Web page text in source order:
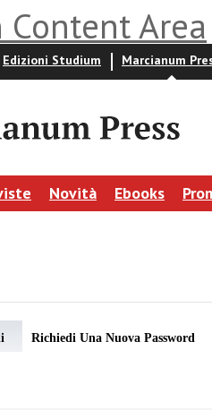
Area
Edizioni Studium Marcianum
Novità Ebooks
Richiedi Una Nuova Password